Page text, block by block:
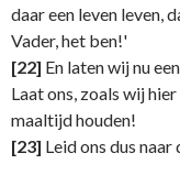
daar een leven leven,
Vader, het ben!'
[22] En laten wij nu
Laat ons, zoals wij
maaltijd houden!
[23] Leid ons dus naar